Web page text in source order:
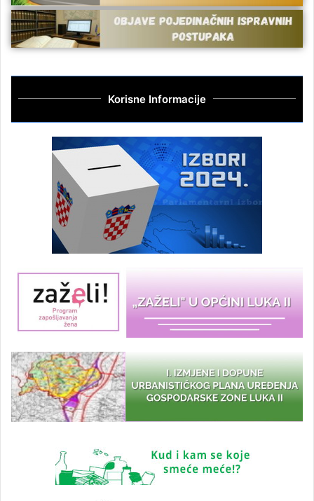
Korisne Informacije